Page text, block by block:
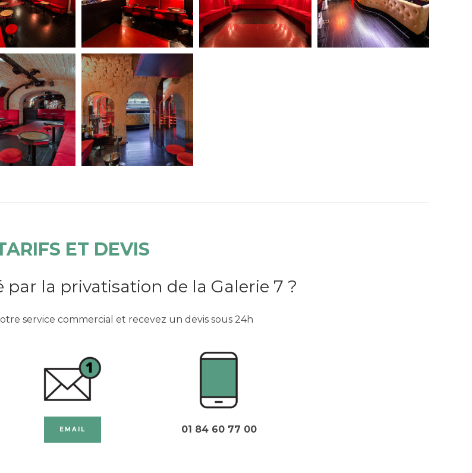
ET DEVIS
par la privatisation de la Galerie 7 ?
service commercial et recevez un devis sous 24h
EMAIL
01 84 60 77 00